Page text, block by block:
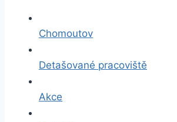
Chomoutov
Detašované pracoviště
Akce